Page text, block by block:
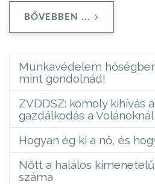
BŐVEBBEN ...
Munkavédelem
mint gondolnád!
ZVDDSZ: komoly kihívás
gazdálkodás a Volánoknál
Hogyan ég ki a nő, és
Nőtt a halálos
száma